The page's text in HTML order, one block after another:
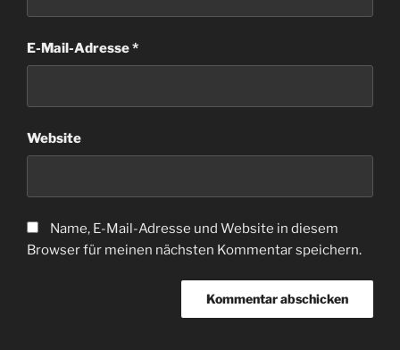
E-Mail-Adresse*
Website
Name, E-Mail-Adresse und Website in diesem
Browser für meinen nächsten Kommentar speichern.